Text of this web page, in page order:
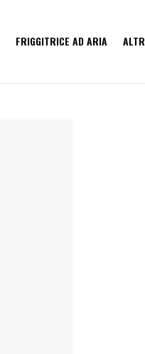
FRIGGITRICE AD ARIA